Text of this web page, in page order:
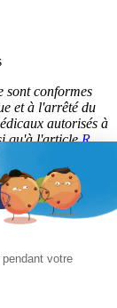
sont conformes
et à l'arrêté du
autorisés à
qu'à l'articleR
ils peuvent
votre